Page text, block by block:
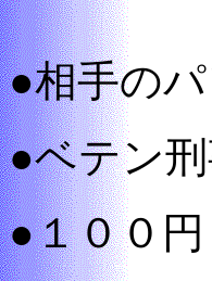
●相手の
●ベテン
●１００